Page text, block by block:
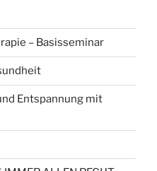
– Basisseminar
Entspannung mit